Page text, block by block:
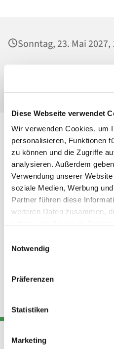
Diese Webseite verwendet
Wir verwenden Cookies, um
personalisieren, Funktionen
zu können und die Zugriffe
analysieren. Außerdem
Verwendung unserer
soziale Medien, Werbung
Partner führen diese
weiteren Daten zusammen,
Notwendig
Präferenzen
Statistiken
Marketing
Sonntag, 23. Mai 2027,
St. Maria Magdalena,